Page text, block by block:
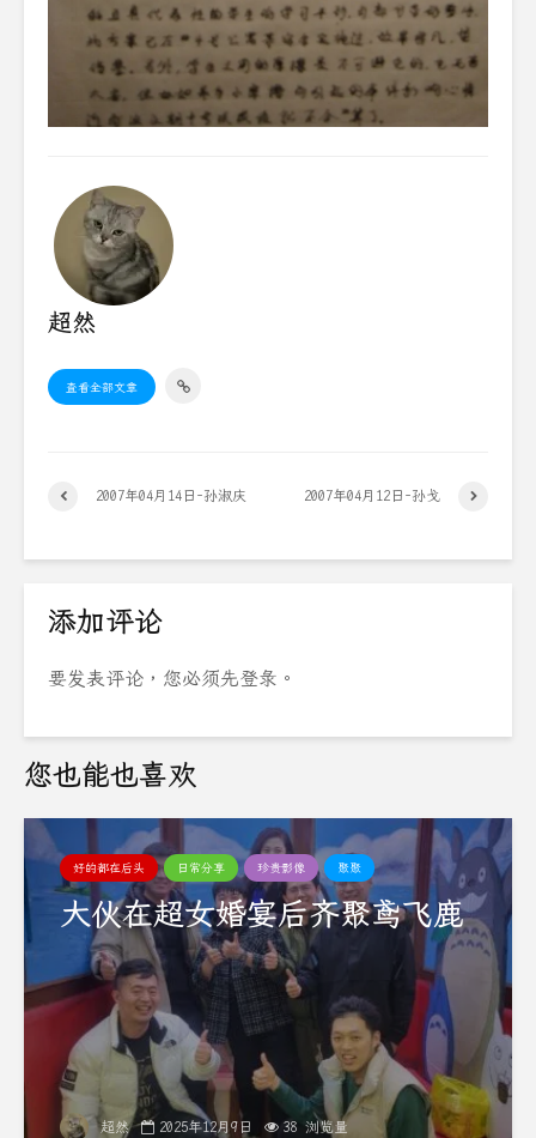
超然
查看全部文章
2007年04月14日-孙淑庆 2007年04月12日-孙戈
添加评论
要发表评论，您必须先登录 。
您也能也喜欢
好的都在后头 日常分享 珍贵影像 聚聚
大伙在超女婚宴后齐聚鸢飞鹿
超然 2025年12月9日 38 浏览量